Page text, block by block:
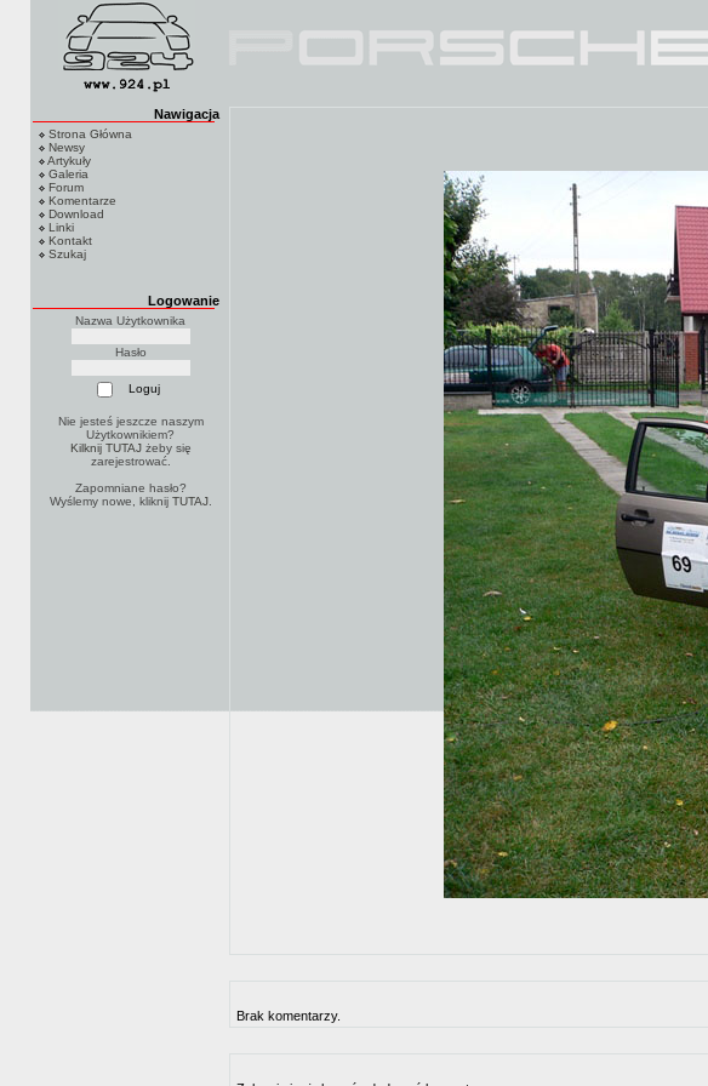
Nawigacja
Strona Główna
Newsy
Artykuły
Galeria
Forum
Komentarze
Download
Linki
Kontakt
Szukaj
Logowanie
Nazwa Użytkownika
Hasło
Nie jesteś jeszcze naszym
Użytkownikiem?
Kilknij TUTAJżeby się
zarejestrować.
Zapomniane hasło?
Wyślemy nowe, kliknij TUTAJ.
Brak komentarzy.